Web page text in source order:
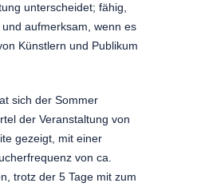
unterscheidet; fähig,
aufmerksam, wenn es
Künstlern und Publikum
sich der Sommer
der Veranstaltung von
gezeigt, mit einer
von ca.
trotz der 5 Tage mit zum